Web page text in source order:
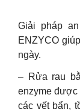
Giải pháp
ENZYCO
ngày.
– Rửa rau
enzyme được
các vết bẩn,